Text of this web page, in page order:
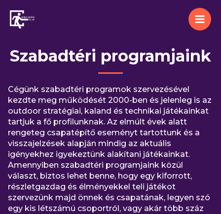
content
Szabadtéri programjaink
Cégünk szabadtéri programok szervezésével
kezdte meg működését 2000-ben és jelenleg is az
outdoor stratégiai, kaland és technikai játékainkat
tartjuk a fő profilunknak. Az elmúlt évek alatt
rengeteg csapatépítő eseményt tartottunk és a
visszajelzések alapján mindig az aktuális
igényekhez igyekeztünk alakítani játékainkat.
Amennyiben szabadtéri programjaink közül
választ, biztos lehet benne, hogy egy kiforrott,
részletgazdag és élményekkel teli játékot
szervezünk majd önnek és csapatának, legyen szó
egy kis létszámú csoportról, vagy akár több száz